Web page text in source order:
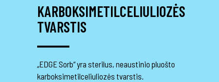
KARBOKSIMETILCELIULIOZĖS
TVARSTIS
„EDGE Sorb“ yra sterilus, neaustinio pluošto
karboksimetilceliuliozės tvarstis.